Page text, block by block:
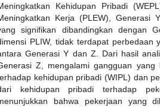
Kehidupan Pribadi
Kerja (PLEW), Generasi
signifikan dibandingkan dengan
PLIW, tidak terdapat perbedaan
Generasi Y dan Z. Dari hasil
Z, mengalami gangguan yang
kehidupan pribadi (WIPL) dan
kehidupan pribadi terhadap
bahwa pekerjaan yang